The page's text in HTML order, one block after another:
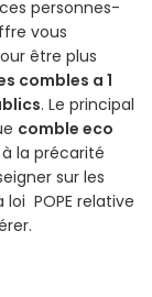
personnes-
vous
être plus
combles a 1
. Le principal
comble eco
la précarité
sur les
POPE relative